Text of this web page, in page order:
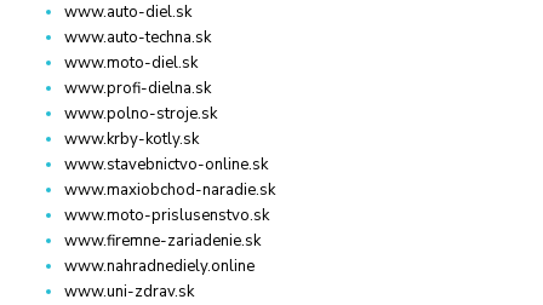
www.auto-diel.sk
www.auto-techna.sk
www.moto-diel.sk
www.profi-dielna.sk
www.polno-stroje.sk
www.krby-kotly.sk
www.stavebnictvo-online.sk
www.maxiobchod-naradie.sk
www.moto-prislusenstvo.sk
www.firemne-zariadenie.sk
www.nahradnediely.online
www.uni-zdrav.sk